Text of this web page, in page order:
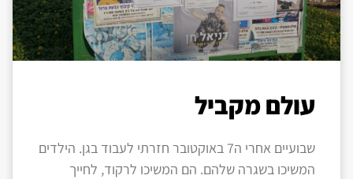
עולם מקביל
שבועיים אחרי ה7 באוקטובר חזרתי לעבוד בגן. הילדים
המשיכו בשגרה שלהם. הם המשיכו לרקוד, לחייך